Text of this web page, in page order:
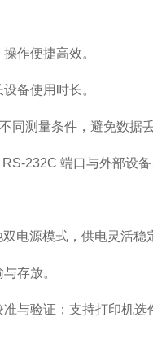
作便捷高效。
备使用时长。
同测量条件，避免数据丢
232C 端口与外部设
电源模式，供电灵活稳
存放。
与验证；支持打印机选